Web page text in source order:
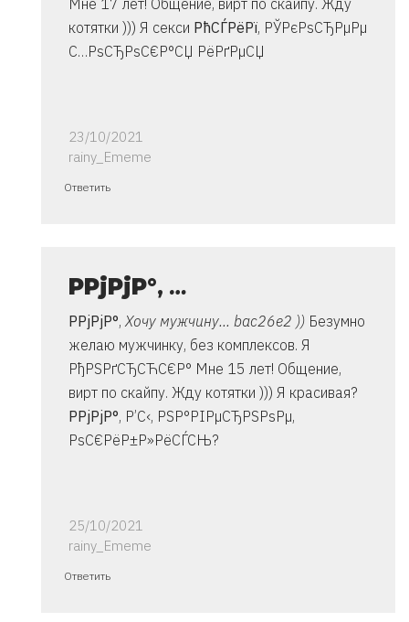
Мне 17 лет! Общение, вирт по скайпу. Жду
котятки ))) Я секси РћСЃРёРї, РЎРєРѕСЂРµРµ
С…РѕСЂРѕС€Р°СЏ РёРґРµСЏ
23/10/2021
rainy_Ememe
Ответ
очень
Владимир
Ответить
Р­РјРјР°, …
Р­РјРјР°,Хочу мужчину... bac26e2 )) Безумно
желаю мужчинку, без комплексов. Я
РђРЅРґСЂСЋС€Р° Мне 15 лет! Общение,
вирт по скайпу. Жду котятки ))) Я красивая?
Р­РјРјР°, Р’С‹, РЅР°РІРµСЂРЅРѕРµ,
РѕС€РёР±Р»РёСЃСЊ?
25/10/2021
rainy_Ememe
Ответ
Ответить